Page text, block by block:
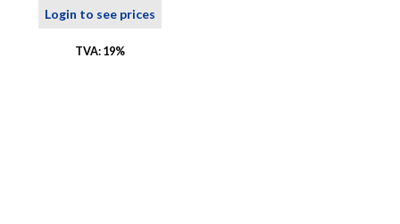
Login to see prices
TVA: 19%